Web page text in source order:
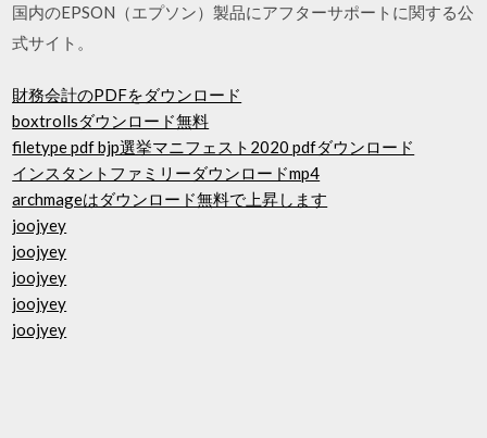
国内のEPSON（エプソン）製品にアフターサポートに関する公
式サイト。
財務会計のPDFをダウンロード
boxtrollsダウンロード無料
filetype pdf bjp選挙マニフェスト2020 pdfダウンロード
インスタントファミリーダウンロードmp4
archmageはダウンロード無料で上昇します
joojyey
joojyey
joojyey
joojyey
joojyey